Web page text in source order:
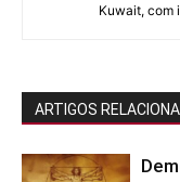
Kuwait, com
ARTIGOS